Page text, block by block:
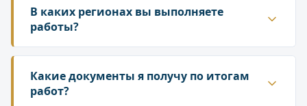
национальной системе Росаккредитации. Наши
протоколы и заключения принимаются
Росприроднадзором, государственной
инспекцией труда.
В каких регионах вы выполняете
работы?
Работаем по всей территории России. У нас
собственная сеть лабораторий и партнёрских
подразделений, что позволяет организовать
Какие документы я получу по итогам
работ?